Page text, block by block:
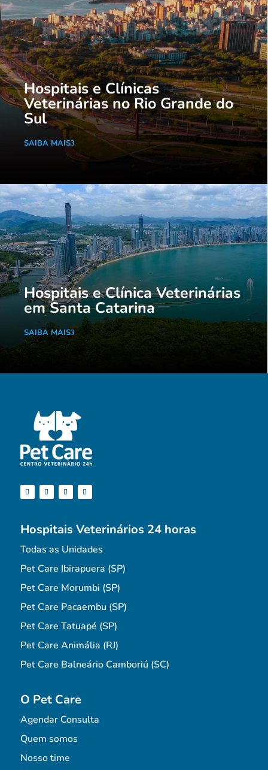
Hospitais e Clínicas
Veterinárias no Rio Grande do
Sul
SAIBA MAIS
Hospitais e Clínica Veterinárias
em Santa Catarina
SAIBA MAIS
Hospitais Veterinários 24 horas
Todas as Unidades
Pet Care Ibirapuera (SP)
Pet Care Morumbi (SP)
Pet Care Pacaembu (SP)
Pet Care Tatuapé (SP)
Pet Care Animália (RJ)
Pet Care Balneário Camboriú (SC)
O Pet Care
Agendar Consulta
Quem somos
Nosso time